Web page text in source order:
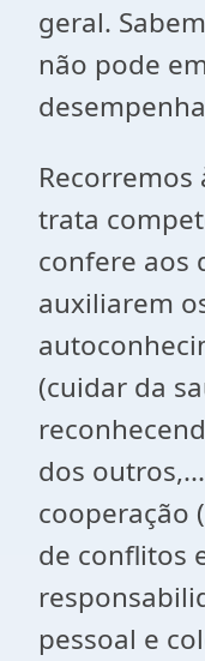
geral.
não pode
Recorremos
trata
confere aos
auxiliarem
(cuidar da
dos
cooperação
de conflitos
pessoal e